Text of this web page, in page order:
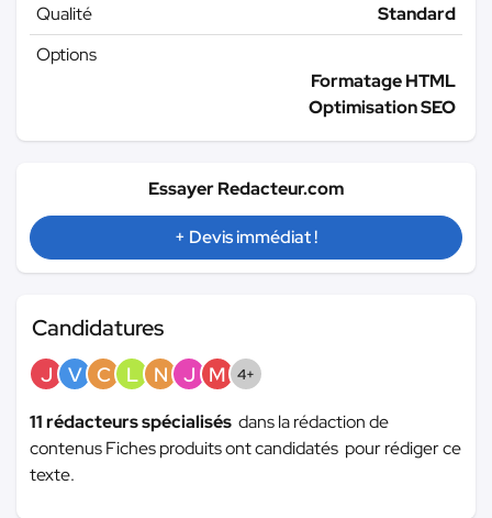
Qualité
Standard
Options
Formatage HTML
Optimisation SEO
Essayer Redacteur.com
+ Devis immédiat !
Candidatures
J V C L N J M 4+
11 rédacteurs spécialisés dans la rédaction de
contenus Fiches produits ont candidatés pour rédiger ce
texte.